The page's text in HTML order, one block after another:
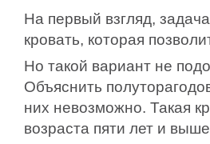
На первый взгляд,
кровать, которая
Но такой вариант не
Объяснить
них невозможно. Такая
возраста пяти лет и